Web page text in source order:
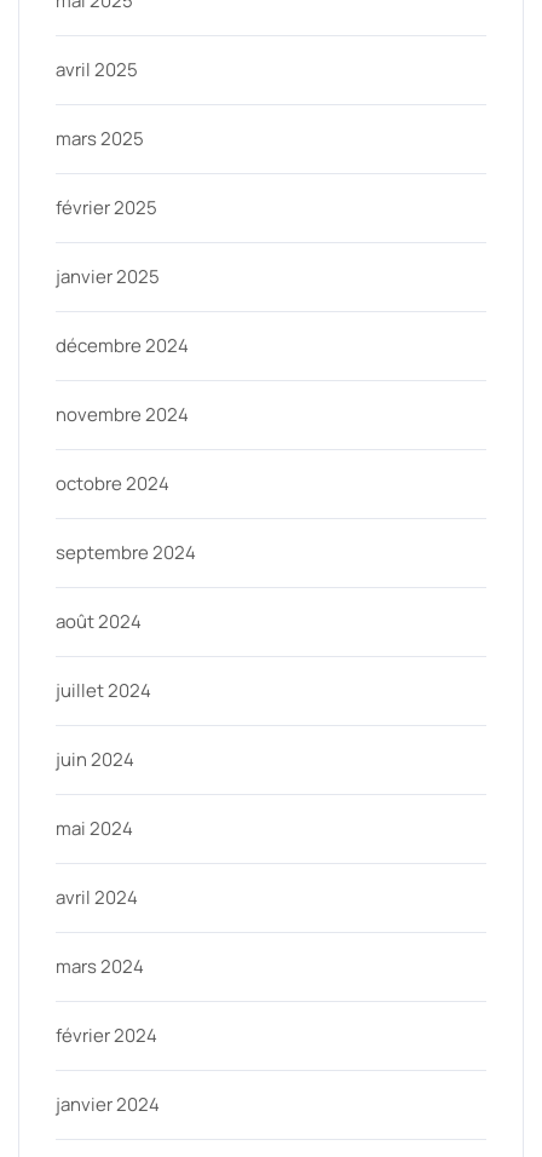
avril 2025
mars 2025
février 2025
janvier 2025
décembre 2024
novembre 2024
octobre 2024
septembre 2024
août 2024
juillet 2024
juin 2024
mai 2024
avril 2024
mars 2024
février 2024
janvier 2024